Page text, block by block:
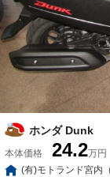
ホンダ Dunk
本体価格 24.2万円
(有)モトランド宮内